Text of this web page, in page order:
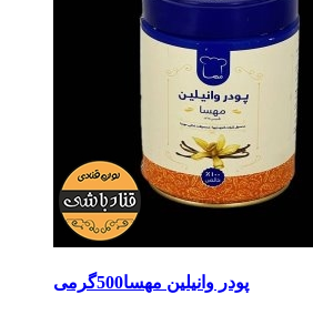
پودر وانیلین مهسا500گرمی